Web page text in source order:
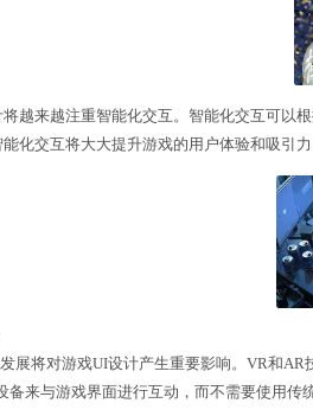
设备上都能够获得优质的游戏
步，游戏UI设计将越来越注
的操作方式。智能化交互将